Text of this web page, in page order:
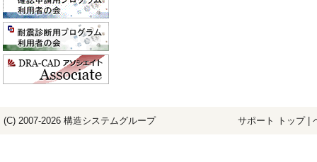
(C) 2007-2026 構造システムグループ サポート トップ|